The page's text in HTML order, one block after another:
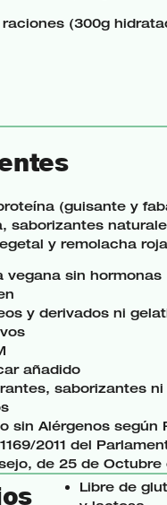
raciones (300g
(guisante y
saborizantes
y remolacha
vegana sin hormonas
y derivados ni
añadido
saborizantes
sin Alérgenos según
2011 del
de 25 de Octubre
Libre de